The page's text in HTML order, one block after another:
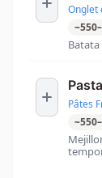
Onglet
~550–
Pâtes
~550–